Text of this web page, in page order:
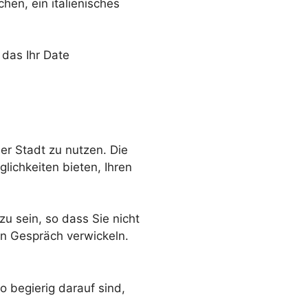
ein italienisches
Ihr Date
Stadt zu nutzen. Die
bieten, Ihren
sein, so dass Sie nicht
Gespräch verwickeln.
begierig darauf sind,